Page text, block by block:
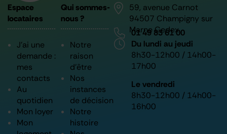
informer à chaque étape de
votre parcours
informer à chaque étape de
votre parcours
informer à chaque étape de
votre parcours
Espace
locataires
J’ai une
demande :
mes
contacts
Au
quotidien
Mon loyer
Mon
Qui sommes-
nous ?
Notre
raison
d’être
Nos
instances
de décision
Notre
histoire
59, avenue Carnot
94507 Champigny sur
Marne Cedex
01 49 83 61 00
Du lundi au jeudi
8h30-12h00 / 14h00-
17h00
Le vendredi
8h30-12h00 / 14h00-
16h00